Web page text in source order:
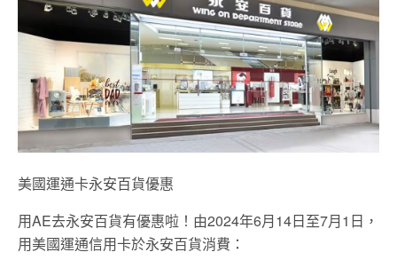
美國運通卡永安百貨優惠
用AE去永安百貨有優惠啦！由2024年6月14日至7月1日，
用美國運通信用卡於永安百貨消費：